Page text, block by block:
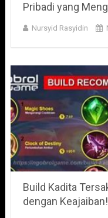
Pribadi yang
Nursyid Rasyidin
Build Kadita
dengan Keajaiban!